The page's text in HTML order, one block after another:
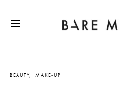
BEAUTY MAKE-UP